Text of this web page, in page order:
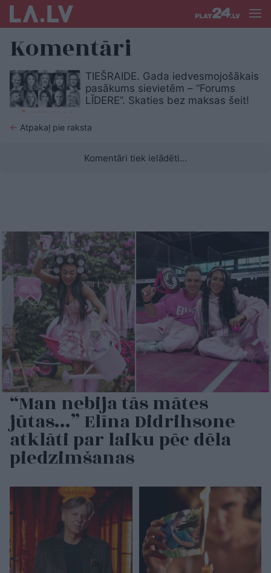
Komentāri
TIEŠRAIDE. Gada iedvesmojošākais
pasākums sievietēm – “Forums
LĪDERE”. Skaties bez maksas šeit!
← Atpakaļ pie raksta
Komentāri tiek ielādēti...
“Man nebija tās mātes
jūtas…” Elīna Didrihsone
atklāti par laiku pēc dēla
piedzimšanas